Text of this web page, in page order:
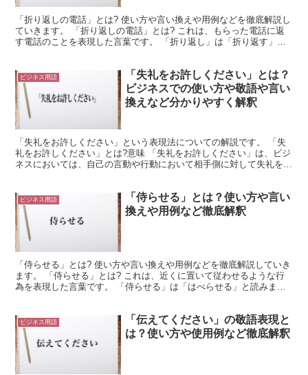
「折り返しの電話」とは? 使い方や言い換えや用例などを徹底解説し
ていきます。 「折り返しの電話」とは? これは、もらった電話に返
す電話のことを表現した言葉です。 「折り返し」は「折り返す」と
ビジネス用語
「失礼をお許しください」とは？
ビジネスでの使い方や敬語や言い
換えなど分かりやすく解釈
「失礼をお許しください」という表現法についての解説です。 「失
礼をお許しください」とは?意味 「失礼をお許しください」は、ビジ
ネスにおいては、自己の言動や行動において相手側に対して失礼を働
ビジネス用語
「侍らせる」とは？使い方や言い
換えや用例など徹底解釈
「侍らせる」とは? 使い方や言い換えや用例などを徹底解説していき
ます。 「侍らせる」とは? これは、近くに置いて従わせるような行
為を表現した言葉です。 「侍らせる」は「はべらせる」と読みま
ビジネス用語
「伝えてください」の敬語表現と
は？使い方や使用例など徹底解釈